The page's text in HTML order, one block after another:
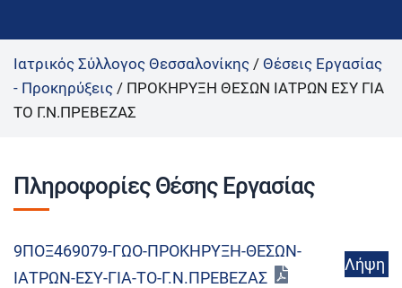
Ιατρικός Σύλλογος Θεσσαλονίκης / Θέσεις Εργασίας
- Προκηρύξεις / ΠΡΟΚΗΡΥΞΗ ΘΕΣΩΝ ΙΑΤΡΩΝ ΕΣΥ ΓΙΑ
ΤΟ Γ.Ν.ΠΡΕΒΕΖΑΣ
Πληροφορίες Θέσης Εργασίας
9ΠΟΞ469079-ΓΩΟ-ΠΡΟΚΗΡΥΞΗ-ΘΕΣΩΝ-
ΙΑΤΡΩΝ-ΕΣΥ-ΓΙΑ-ΤΟ-Γ.Ν.ΠΡΕΒΕΖΑΣ
Λήψη